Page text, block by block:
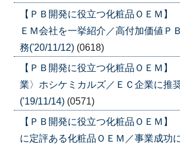
【ＰＢ開発に役立つ化粧品ＯＥＭ
ＥＭ会社を一挙紹介／高付加価値Ｐ
務('20/11/12) (0618)
【ＰＢ開発に役立つ化粧品ＯＥＭ
業〉ホシケミカルズ／ＥＣ企業に推
('19/11/14) (0571)
【ＰＢ開発に役立つ化粧品ＯＥＭ
に定評ある化粧品ＯＥＭ／事業成功